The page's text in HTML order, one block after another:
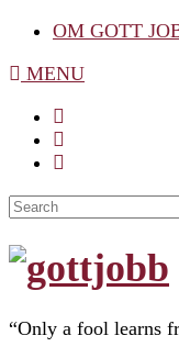
OM GOTT
MENU
Search
“Only a fool learns